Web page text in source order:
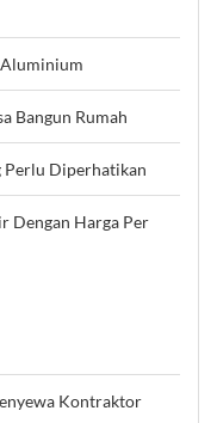
Aluminium
Bangun Rumah
Perlu Diperhatikan
Dengan Harga Per
Kontraktor